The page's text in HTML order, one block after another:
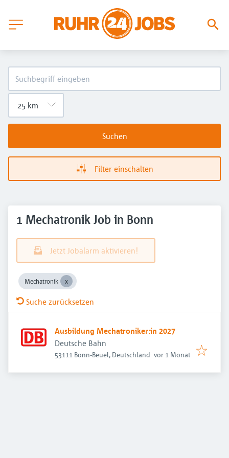
Suchen
Filter einschalten
1 Mechatronik Job in Bonn
Jetzt Jobalarm aktivieren!
Mechatronik
Suche zurücksetzen
Ausbildung Mechatroniker:in 2027
Deutsche Bahn
53111 Bonn-Beuel, Deutschland Veröffentlicht
vor 1 Monat